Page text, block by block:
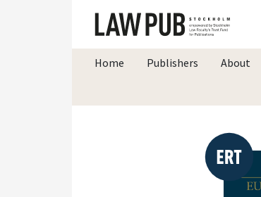
Home Publishers About